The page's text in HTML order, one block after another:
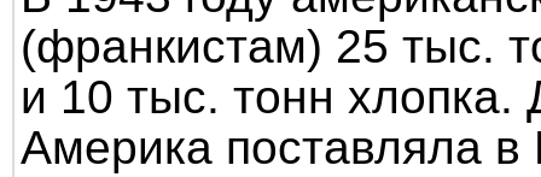
(франкистам) 25 тыс.
и 10 тыс. тонн хлопка.
Америка поставляла